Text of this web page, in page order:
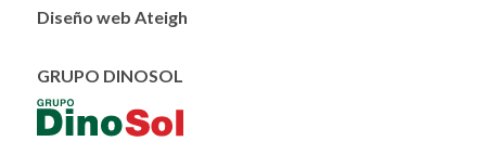
Diseño web Ateigh
GRUPO DINOSOL